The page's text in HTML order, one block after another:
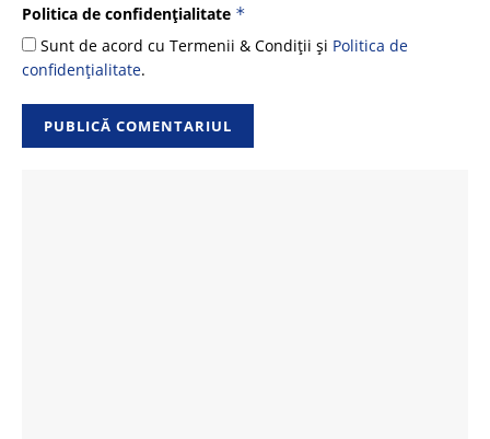
Politica de confidențialitate *
Sunt de acord cu Termenii & Condiții și Politica de
confidențialitate.